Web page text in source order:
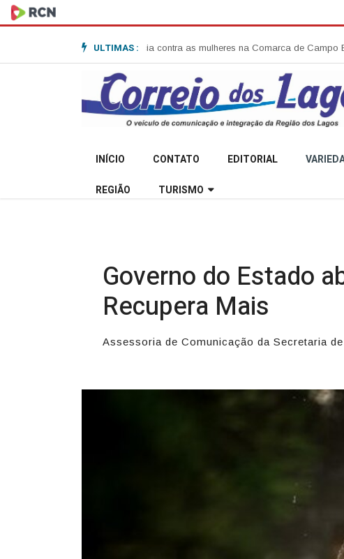
ULTIMAS :
à violência contra as mulheres na Comarca de Campo Belo do Sul
INÍCIO CONTATO EDITORIAL
REGIÃO TURISMO
Governo do Estado
Recupera Mais
Assessoria de Comunicação da Secretaria